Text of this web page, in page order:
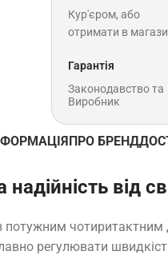
Кур'єром, або
отримати в
Гарантія
Законодавство та
Виробник
ПРО БРЕНД
від
потужним
регулювати